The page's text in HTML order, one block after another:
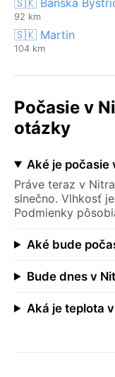
92 km
🇸🇰 Martin
104 km
Počasie v
otázky
Aké je počasie
Práve teraz v
slnečno. Vlhkosť
Podmienky
Aké bude
Bude dnes v
Aká je teplota